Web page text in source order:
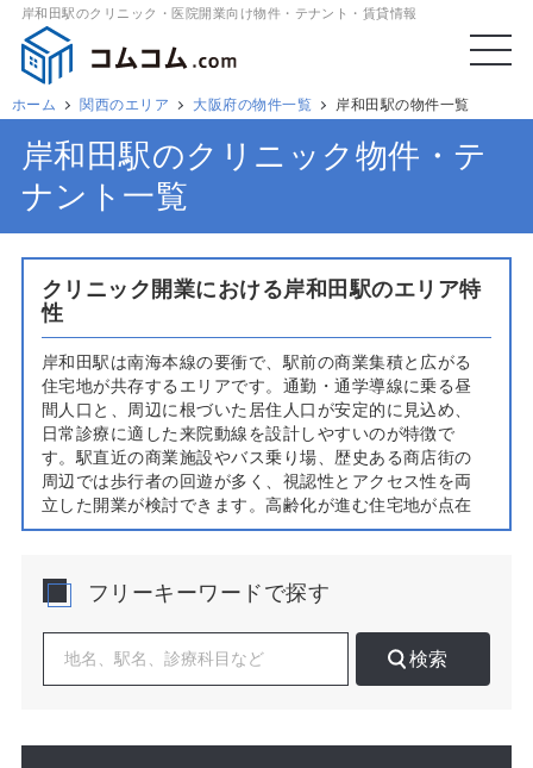
岸和田駅のクリニック・医院開業向け物件・テナント・賃貸情報
ホーム 関西のエリア 大阪府の物件一覧 岸和田駅の物件一覧
岸和田駅のクリニック物件・テ
ナント一覧
クリニック開業における岸和田駅のエリア特
性
岸和田駅は南海本線の要衝で、駅前の商業集積と広がる
住宅地が共存するエリアです。通勤・通学導線に乗る昼
間人口と、周辺に根づいた居住人口が安定的に見込め、
日常診療に適した来院動線を設計しやすいのが特徴で
す。駅直近の商業施設やバス乗り場、歴史ある商店街の
周辺では歩行者の回遊が多く、視認性とアクセス性を両
立した開業が検討できます。高齢化が進む住宅地が点在
し、内科・整形外科・皮膚科・眼科などの生活密着型ニ
内需要で差別化が可能です。
が交差する地点を起点に商圏半径を設定し、徒歩・自転
車圏の患者構成を推計するのが有効です。基幹病院や既
つながります。駅前の上層階テナントは天候影響が小さ
フリーキーワードで探す
検索